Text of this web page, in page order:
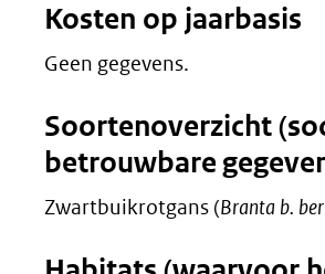
Kosten op jaarbasis
Geen gegevens.
Soortenoverzicht
betrouwbare
Zwartbuikrotgans (Branta b.